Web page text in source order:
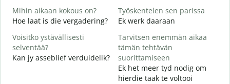
Mihin aikaan kokous on?
Hoe laat is die vergadering?
Työskentelen sen parissa
Ek werk daaraan
Voisitko ystävällisesti
selventää?
Kan jy asseblief verduidelik?
Tarvitsen enemmän aikaa
tämän tehtävän
suorittamiseen
Ek het meer tyd nodig om
hierdie taak te voltooi